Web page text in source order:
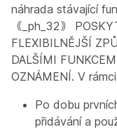
náhrada stávající
｟_ph_32｠
FLEXIBILNĚJŠÍ
DALŠÍMI
OZNÁMENÍ. V
Po dobu
přidávání a